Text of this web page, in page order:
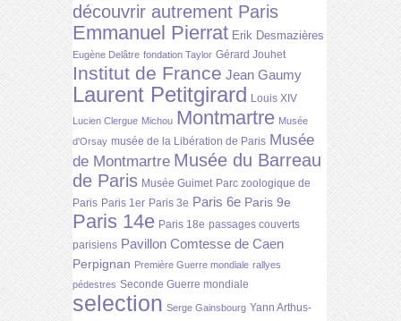
découvrir autrement Paris
Emmanuel Pierrat Erik Desmazières
Eugène Delâtre fondation Taylor Gérard Jouhet
Institut de France Jean Gaumy
Laurent Petitgirard Louis XIV
Lucien Clergue Michou Montmartre Musée
d'Orsay musée de la Libération de Paris Musée
de Montmartre Musée du Barreau
de Paris Musée Guimet Parc zoologique de
Paris Paris 1er Paris 3e Paris 6e Paris 9e
Paris 14e Paris 18e passages couverts
parisiens Pavillon Comtesse de Caen
Perpignan Première Guerre mondiale rallyes
pédestres Seconde Guerre mondiale
selection Serge Gainsbourg Yann Arthus-